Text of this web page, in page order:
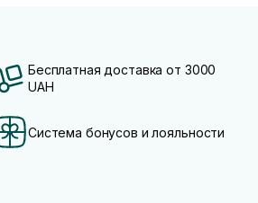
Бесплатная доставка от 3000
UAH
Система бонусов и лояльности